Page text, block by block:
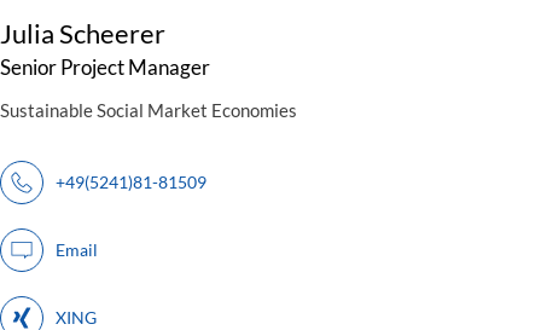
Julia Scheerer:
Senior Project Manager
Sustainable Social Market Economies
+49(5241)81-81509
Email
XING